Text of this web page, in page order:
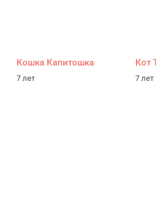
Кошка Капитошка
7 лет
Кот
7 лет